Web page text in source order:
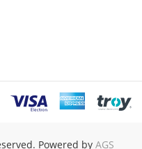
Powered by AGS